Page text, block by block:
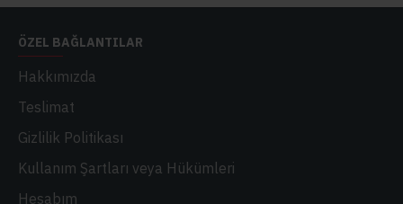
ÖZEL BAĞLANTILAR
Hakkımızda
Teslimat
Gizlilik Politikası
Kullanım Şartları veya Hükümleri
Hesabım